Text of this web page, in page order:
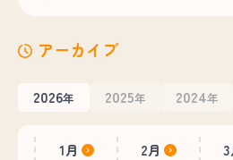
アーカイブ
2026年 2025年 2024年
1月 2月 3